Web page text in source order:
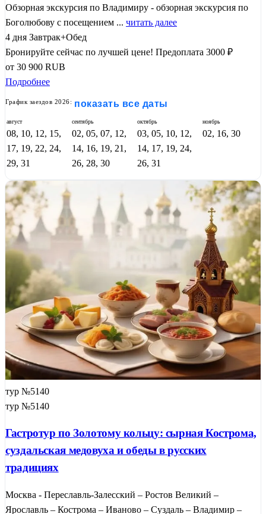
Обзорная экскурсия по Владимиру - обзорная экскурсия по
Боголюбову с посещением ... читать далее
4 дня Завтрак+Обед
Бронируйте сейчас по лучшей цене! Предоплата 3000 ₽
от 30 900 RUB
Подробнее
График заездов 2026: показать все даты
август
08, 10, 12, 15,
17, 19, 22, 24,
29, 31
сентябрь
02, 05, 07, 12,
14, 16, 19, 21,
26, 28, 30
октябрь
03, 05, 10, 12,
14, 17, 19, 24,
26, 31
ноябрь
02, 16, 30
тур №5140
тур №5140
Гастротур по Золотому кольцу: сырная Кострома,
суздальская медовуха и обеды в русских
традициях
Москва - Переславль-Залесский – Ростов Великий –
Ярославль – Кострома – Иваново – Суздаль – Владимир –